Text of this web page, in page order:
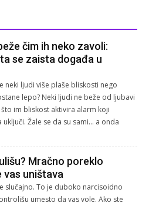
čim ih neko zavoli:
se zaista događa u
neki ljudi više plaše bliskosti nego
lepo? Neki ljudi ne beže od ljubavi
im bliskost aktivira alarm koji
Žale se da su sami… a onda
Mračno poreklo
vas uništava
slučajno. To je duboko narcisoidno
umesto da vas vole. Ako ste